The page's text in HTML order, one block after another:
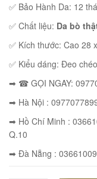
✅ Bảo Hành Da: 12
✅ Chất liệu: Da bò
✅ Kích thước: Cao 28
✅ Kiểu dáng: Đeo
➡ ☎ GỌI NGAY:
➡ Hà Nội :
➡ Hồ Chí Minh :
Q.10
➡ Đà Nẵng :
JEEP giá rẻ 002